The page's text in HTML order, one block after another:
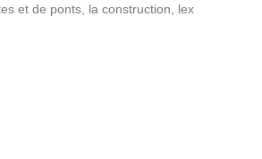
et de ponts, la construction, lex